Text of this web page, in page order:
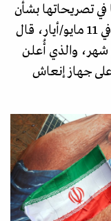
في تصريحاتها بشأن
طبيعة الاتفاق الذي يمكن أن تقبل به. وفي 11 مايو/أيار، قال
شهر، والذي أُعلن
جهاز إنعاش